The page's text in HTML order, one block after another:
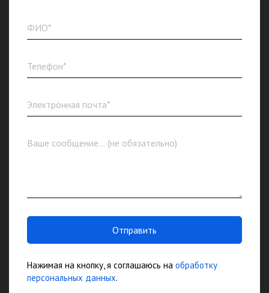
Отправить
Нажимая на кнопку, я соглашаюсь на обработку
персональных данных.